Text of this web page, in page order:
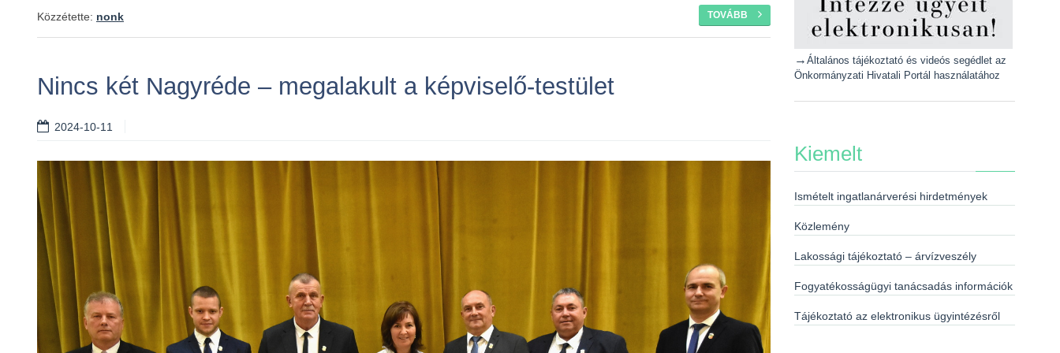
TOVÁBB
Közzétette: nonk
Nincs két Nagyréde – megalakult a képviselő-testület
2024-10-11
→ Általános tájékoztató és videós segédlet az
Önkormányzati Hivatali Portál használatához
Kiemelt
Ismételt ingatlanárverési hirdetmények
Közlemény
Lakossági tájékoztató – árvízveszély
Fogyatékosságügyi tanácsadás információk
Tájékoztató az elektronikus ügyintézésről